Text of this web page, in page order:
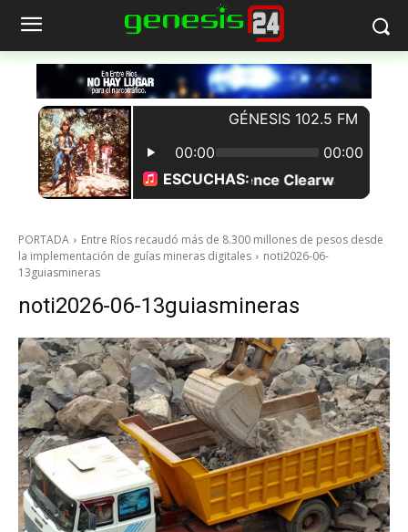
PORTADA
Entre Ríos recaudó más de 8.300 millones de pesos desde
la implementación de guías mineras digitales
noti2026-06-
13guiasmineras
noti2026-06-13guiasmineras